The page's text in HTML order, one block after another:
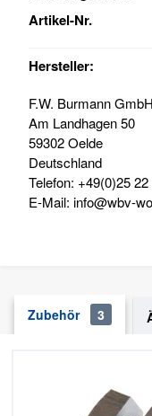
Artikel-Nr.
Hersteller:
F.W. Burmann
Am Landhagen 50
59302 Oelde
Deutschland
Telefon: +49(0)25 22
E-Mail: info@wbv-
Zubehör 3